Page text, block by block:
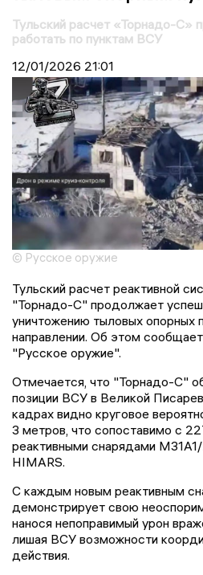
Тульский расчет «Торнадо-С»
работать по пунктам ВСУ
12/01/2026 21:01
© Русское оружие
Тульский расчет реактивной
"Торнадо-С" продолжает
уничтожению тыловых опорных
направлении. Об этом
"Русское оружие".
Отмечается, что "Торнадо-С"
позиции ВСУ в Великой
кадрах видно круговое
3 метров, что сопоставимо с
реактивными снарядами
HIMARS.
С каждым новым реактивным
демонстрирует свою
нанося непоправимый урон
лишая ВСУ возможности
действия.